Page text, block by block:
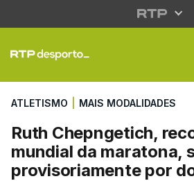
Ruth
ATLETISMO MAIS MODALIDADES
Ruth Chepngetich,
mundial da maratona,
provisoriamente por